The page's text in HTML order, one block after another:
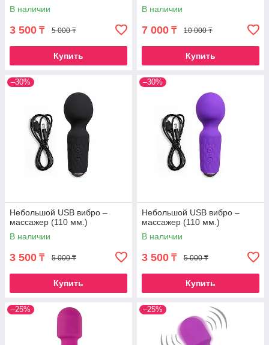
В наличии
3 500 ₸ 5 000 ₸
Купить
В наличии
7 000 ₸ 10 000 ₸
Купить
–30%
Небольшой USB вибро –
массажер (110 мм.)
В наличии
3 500 ₸ 5 000 ₸
Купить
–30%
Небольшой USB вибро –
массажер (110 мм.)
В наличии
3 500 ₸ 5 000 ₸
Купить
–25% –25%